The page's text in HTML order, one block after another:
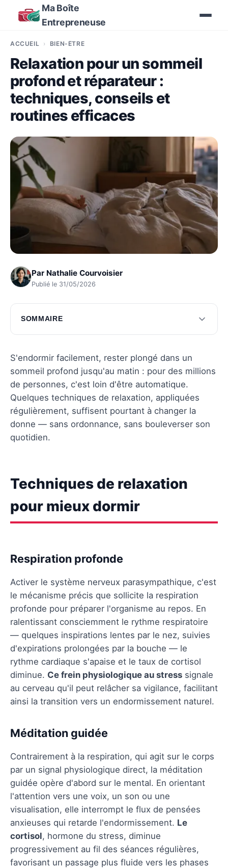
Ma Boîte
Entrepreneuse
ACCUEIL BIEN-ÊTRE
Relaxation pour un sommeil
profond et réparateur :
techniques, conseils et
routines efficaces
Par Nathalie Courvoisier
Publié le 31/05/2026
SOMMAIRE
Techniques de relaxation pour mieux dormir
Conseils pratiques pour un sommeil réparateur
Routines du soir pour se détendre
Comprendre l'importance du sommeil
réparateur
Questions fréquentes
S'endormir facilement, rester plongé dans un
sommeil profond jusqu'au matin : pour des millions
de personnes, c'est loin d'être automatique.
Quelques techniques de relaxation, appliquées
régulièrement, suffisent pourtant à changer la
donne — sans ordonnance, sans bouleverser son
quotidien.
Techniques de relaxation
pour mieux dormir
Respiration profonde
Activer le système nerveux parasympathique, c'est
le mécanisme précis que sollicite la respiration
profonde pour préparer l'organisme au repos. En
ralentissant consciemment le rythme respiratoire
— quelques inspirations lentes par le nez, suivies
d'expirations prolongées par la bouche — le
rythme cardiaque s'apaise et le taux de cortisol
diminue. Ce frein physiologique au stress signale
au cerveau qu'il peut relâcher sa vigilance, facilitant
ainsi la transition vers un endormissement naturel.
Méditation guidée
Contrairement à la respiration, qui agit sur le corps
par un signal physiologique direct, la méditation
guidée opère d'abord sur le mental. En orientant
l'attention vers une voix, un son ou une
visualisation, elle interrompt le flux de pensées
anxieuses qui retarde l'endormissement. Le
cortisol, hormone du stress, diminue
progressivement au fil des séances régulières,
favorisant un passage plus fluide vers les phases